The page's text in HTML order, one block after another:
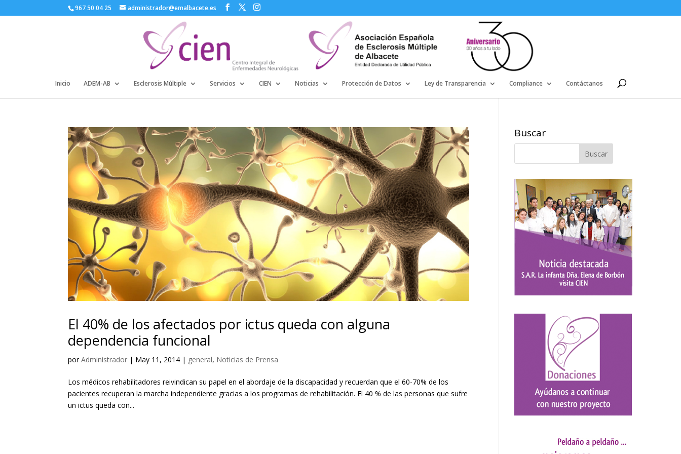
967 50 04 25 administrador@emalbacete.es
Inicio ADEM-AB Esclerosis Múltiple Servicios CIEN Noticias Protección de Datos Ley de Transparencia Compliance Contáctanos
El 40% de los afectados por ictus queda con alguna
dependencia funcional
porAdministrador | May 11, 2014 | general, Noticias de Prensa
Los médicos rehabilitadores reivindican su papel en el abordaje de la discapacidad y recuerdan que el 60-70% de los
pacientes recuperan la marcha independiente gracias a los programas de rehabilitación. El 40 % de las personas que sufre
un ictus queda con...
Buscar